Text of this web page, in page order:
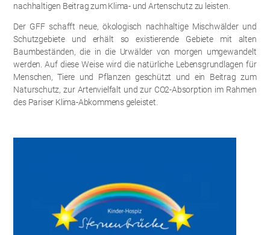
nachhaltigen Beitrag zum Klima- und Artenschutz zu leisten.
Der GFF schafft neue, ökologisch nachhaltige Mischwälder und
Schutzgebiete und erhält so existierende Gebiete mit alten
Baumbeständen, die in die Urwälder von morgen umgewandelt
werden. Auf diese Weise wird die natürliche Lebensgrundlagen für
Menschen, Tiere und Pflanzen geschützt und ein Beitrag zum
Naturschutz, zur Artenvielfalt und zur CO2-Absorption im Rahmen
des Pariser Klima-Abkommens geleistet.